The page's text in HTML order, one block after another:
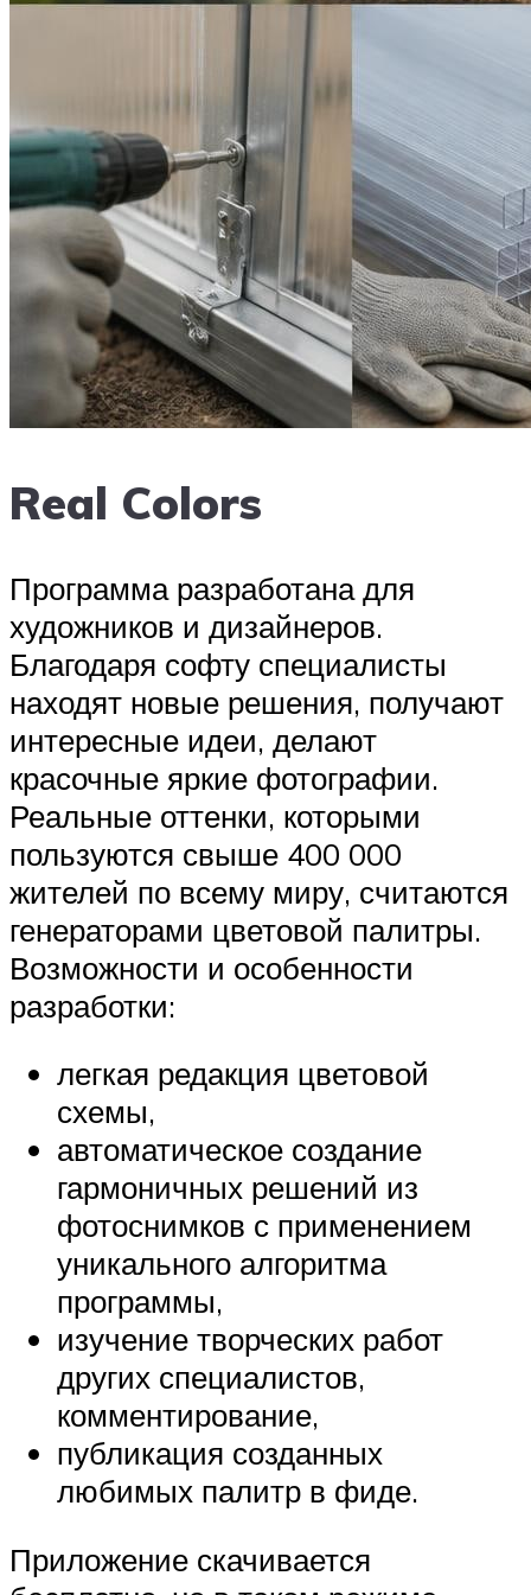
Real Colors
Программа разработана для
художников и дизайнеров.
Благодаря софту специалисты
находят новые решения, получают
интересные идеи, делают
красочные яркие фотографии.
Реальные оттенки, которыми
пользуются свыше 400 000
жителей по всему миру, считаются
генераторами цветовой палитры.
Возможности и особенности
разработки:
легкая редакция цветовой
схемы,
автоматическое создание
гармоничных решений из
фотоснимков с применением
уникального алгоритма
программы,
изучение творческих работ
других специалистов,
комментирование,
публикация созданных
любимых палитр в фиде.
Приложение скачивается